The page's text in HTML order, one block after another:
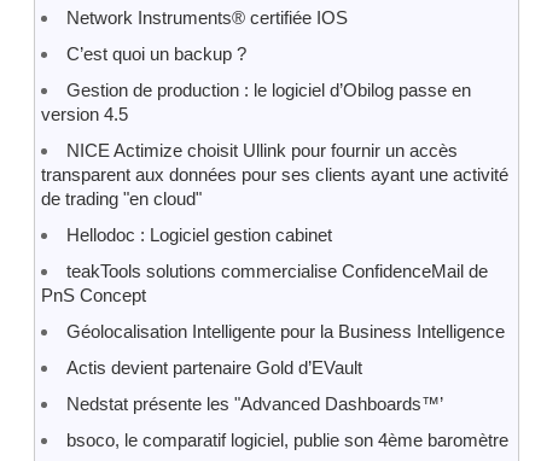
Network Instruments® certifiée IOS
C’est quoi un backup ?
Gestion de production : le logiciel d’Obilog passe en
version 4.5
NICE Actimize choisit Ullink pour fournir un accès
transparent aux données pour ses clients ayant une activité
de trading "en cloud"
Hellodoc : Logiciel gestion cabinet
teakTools solutions commercialise ConfidenceMail de
PnS Concept
Géolocalisation Intelligente pour la Business Intelligence
Actis devient partenaire Gold d’EVault
Nedstat présente les "Advanced Dashboards™’
bsoco, le comparatif logiciel, publie son 4ème baromètre